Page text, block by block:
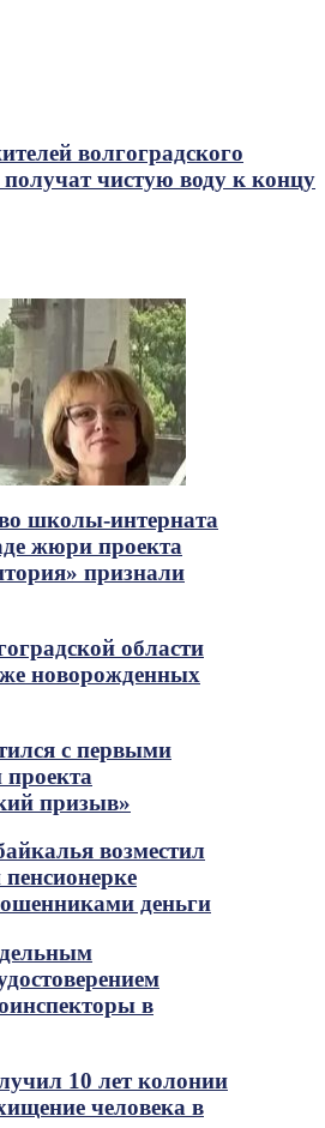
волгоградского
чистую воду к концу
школы-интерната
жюри проекта
признали
области
новорожденных
с первыми
призыв»
возместил
деньги
в
10 лет колонии
человека в